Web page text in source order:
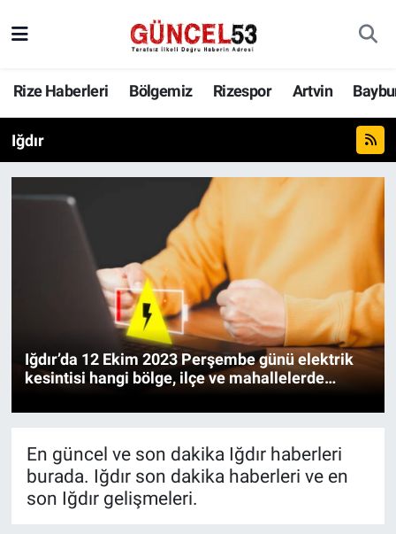
Rize Haberleri Bölgemiz Rizespor Artvin
Iğdır
Iğdır’da 12 Ekim 2023 Perşembe günü elektrik
kesintisi hangi bölge, ilçe ve mahallelerde
En güncel ve son dakika Iğdır haberleri
burada. Iğdır son dakika haberleri ve en
son Iğdır gelişmeleri.